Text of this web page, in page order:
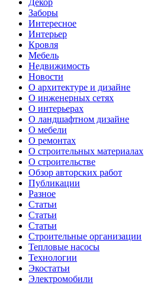
Декор
Заборы
Интересное
Интерьер
Кровля
Мебель
Недвижимость
Новости
О архитектуре и дизайне
О инженерных сетях
О интерьерах
О ландшафтном дизайне
О мебели
О ремонтах
О строительных материалах
О строительстве
Обзор авторских работ
Публикации
Разное
Статьи
Статьи
Статьи
Строительные организации
Тепловые насосы
Технологии
Экостатьи
Электромобили